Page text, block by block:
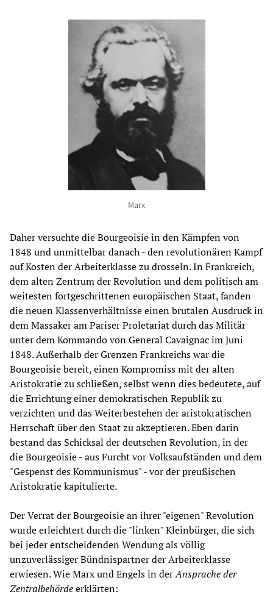
Marx
Daher versuchte die Bourgeoisie in den Kämpfen von
1848 und unmittelbar danach - den revolutionären Kampf
auf Kosten der Arbeiterklasse zu drosseln. In Frankreich,
dem alten Zentrum der Revolution und dem politisch am
weitesten fortgeschrittenen europäischen Staat, fanden
die neuen Klassenverhältnisse einen brutalen Ausdruck in
dem Massaker am Pariser Proletariat durch das Militär
unter dem Kommando von General Cavaignac im Juni
1848. Außerhalb der Grenzen Frankreichs war die
Bourgeoisie bereit, einen Kompromiss mit der alten
Aristokratie zu schließen, selbst wenn dies bedeutete, auf
die Errichtung einer demokratischen Republik zu
verzichten und das Weiterbestehen der aristokratischen
Herrschaft über den Staat zu akzeptieren. Eben darin
bestand das Schicksal der deutschen Revolution, in der
die Bourgeoisie - aus Furcht vor Volksaufständen und dem
"Gespenst des Kommunismus" - vor der preußischen
Aristokratie kapitulierte.
Der Verrat der Bourgeoisie an ihrer "eigenen" Revolution
wurde erleichtert durch die "linken" Kleinbürger, die sich
bei jeder entscheidenden Wendung als völlig
unzuverlässiger Bündnispartner der Arbeiterklasse
erwiesen. Wie Marx und Engels in derAnsprache der
Zentralbehördeerklärten: